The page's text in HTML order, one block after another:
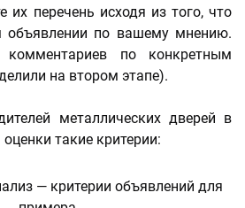
их перечень исходя из того, что
по вашему мнению.
по конкретным
на втором этапе).
металлических дверей в
такие критерии: